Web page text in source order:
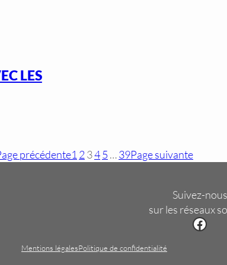
LES
précédente1 2 345 …39Page suivante
Suivez-nous
sur les réseaux
Facebook
Mentions légalesPolitique de confidentialité